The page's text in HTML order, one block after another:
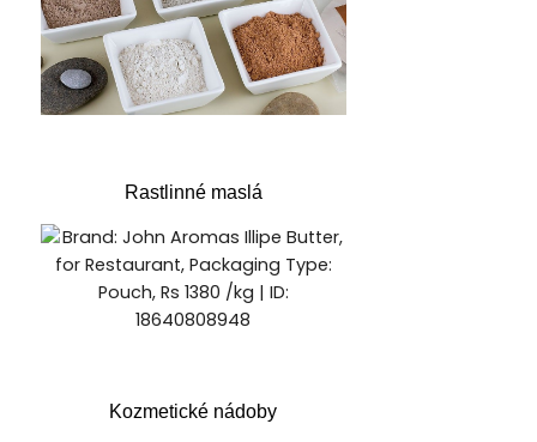
Rastlinné maslá
Kozmetické nádoby